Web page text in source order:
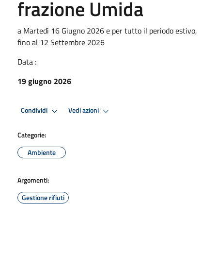
frazione Umida
a Martedì 16 Giugno 2026 e per tutto il periodo estivo,
fino al 12 Settembre 2026
Data :
19 giugno 2026
Condividi Vedi azioni
Categorie:
Ambiente
Argomenti:
Gestione rifiuti